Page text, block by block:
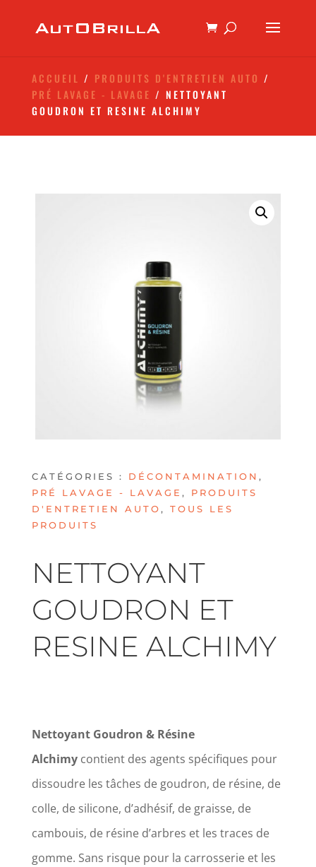
ACCUEIL / PRODUITS D'ENTRETIEN AUTO /
PRÉ LAVAGE - LAVAGE / NETTOYANT
GOUDRON ET RESINE ALCHIMY
CATÉGORIES : DÉCONTAMINATION ,
PRÉ LAVAGE - LAVAGE , PRODUITS
D'ENTRETIEN AUTO, TOUS LES
PRODUITS
NETTOYANT
GOUDRON ET
RESINE ALCHIMY
Nettoyant Goudron & Résine
Alchimycontient des agents spécifiques pour
dissoudre les tâches de goudron, de résine, de
colle, de silicone, d’adhésif, de graisse, de
cambouis, de résine d’arbres et les traces de
gomme. Sans risque pour la carrosserie et les